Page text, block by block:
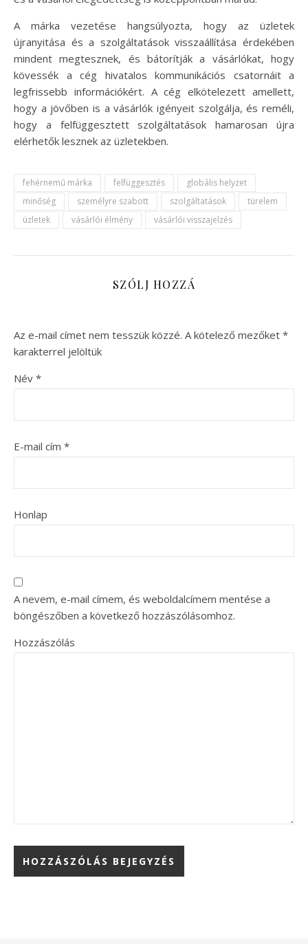
A márka vezetése hangsúlyozta, hogy az üzletek
újranyitása és a szolgáltatások visszaállítása érdekében
mindent megtesznek, és bátorítják a vásárlókat, hogy
kövessék a cég hivatalos kommunikációs csatornáit a
legfrissebb információkért. A cég elkötelezett amellett,
hogy a jövőben is a vásárlók igényeit szolgálja, és reméli,
hogy a felfüggesztett szolgáltatások hamarosan újra
elérhetők lesznek az üzletekben.
fehérnemű márka felfüggesztés
globális helyzet
minőség
személyre szabott szolgáltatások
türelem
üzletek
vásárlói élmény vásárlói visszajelzés
SZÓLJ HOZZÁ
Az e-mail címet nem tesszük közzé. A kötelező mezőket *
karakterrel jelöltük
Név *
E-mail cím *
Honlap
A nevem, e-mail címem, és weboldalcímem mentése a
böngészőben a következő hozzászólásomhoz.
Hozzászólás